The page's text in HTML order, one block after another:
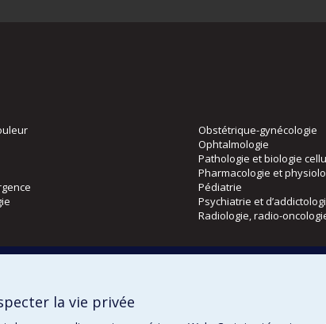
Obstétrique-gynécologie
Ophtalmologie
Pathologie et biologie
Pharmacologie et
Pédiatrie
Psychiatrie et
Radiologie, radio-
la vie privée